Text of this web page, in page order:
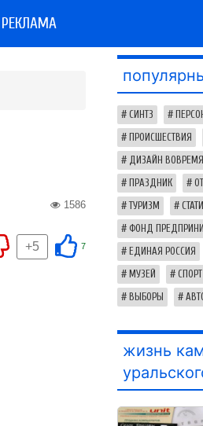
РЕКЛАМА
1586
7
+5
СИНТЗ
ПРОИСШЕСТВИЯ
ДИЗАЙН ВОВРЕМЯ
ПРАЗДНИК
ТУРИЗМ
ФОНД
ЕДИНАЯ РОССИЯ
МУЗЕЙ СПОРТ
ВЫБОРЫ
жизнь